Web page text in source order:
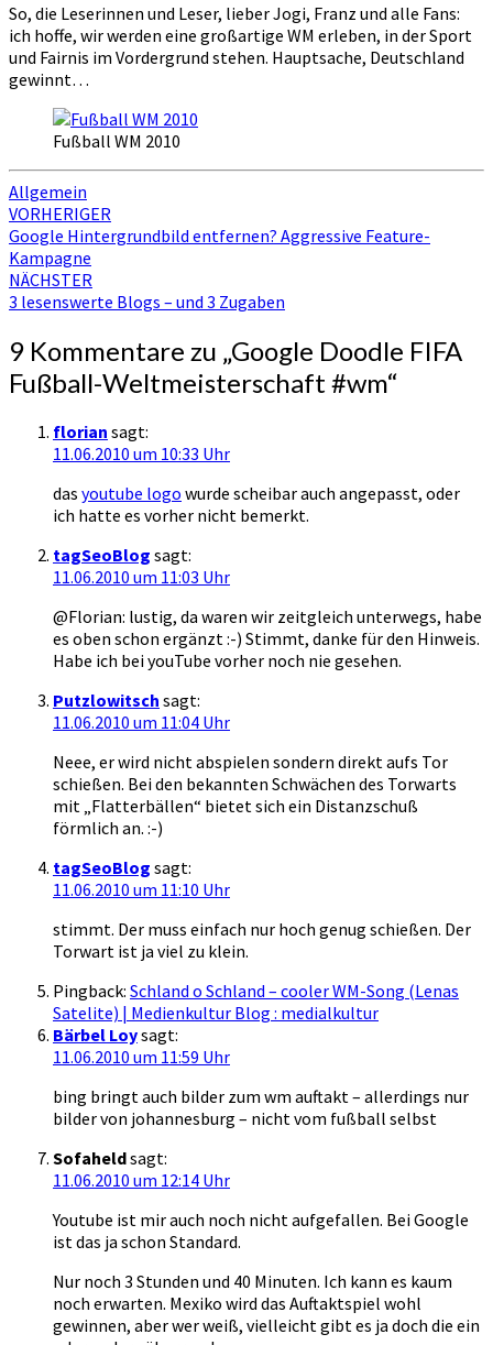
So, die Leserinnen und Leser, lieber Jogi, Franz und alle Fans:
ich hoffe, wir werden eine großartige WM erleben, in der Sport
und Fairnis im Vordergrund stehen. Hauptsache, Deutschland
gewinnt…
Fußball WM 2010
Allgemein
Beitragsnavigation
VORHERIGER
Google Hintergrundbild entfernen? Aggressive Feature-
Kampagne
NÄCHSTER
3 lesenswerte Blogs – und 3 Zugaben
9 Kommentare zu „Google Doodle FIFA
Fußball-Weltmeisterschaft #wm“
florian sagt:
11.06.2010 um 10:33 Uhr
das youtube logo wurde scheibar auch angepasst, oder
ich hatte es vorher nicht bemerkt.
tagSeoBlog sagt:
11.06.2010 um 11:03 Uhr
@Florian: lustig, da waren wir zeitgleich unterwegs, habe
es oben schon ergänzt :-) Stimmt, danke für den Hinweis.
Habe ich bei youTube vorher noch nie gesehen.
Putzlowitsch sagt:
11.06.2010 um 11:04 Uhr
Neee, er wird nicht abspielen sondern direkt aufs Tor
schießen. Bei den bekannten Schwächen des Torwarts
mit „Flatterbällen“ bietet sich ein Distanzschuß
förmlich an. :-)
tagSeoBlog sagt:
11.06.2010 um 11:10 Uhr
stimmt. Der muss einfach nur hoch genug schießen. Der
Torwart ist ja viel zu klein.
Pingback: Schland o Schland – cooler WM-Song (Lenas
Satelite) | Medienkultur Blog : medialkultur
Bärbel Loysagt:
11.06.2010 um 11:59 Uhr
bing bringt auch bilder zum wm auftakt – allerdings nur
bilder von johannesburg – nicht vom fußball selbst
Sofaheldsagt:
11.06.2010 um 12:14 Uhr
Youtube ist mir auch noch nicht aufgefallen. Bei Google
ist das ja schon Standard.
Nur noch 3 Stunden und 40 Minuten. Ich kann es kaum
noch erwarten. Mexiko wird das Auftaktspiel wohl
gewinnen, aber wer weiß, vielleicht gibt es ja doch die ein